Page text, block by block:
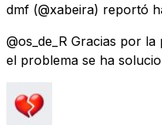
dmf (@xabeira) reportó
@os_de_R Gracias por
el problema se ha